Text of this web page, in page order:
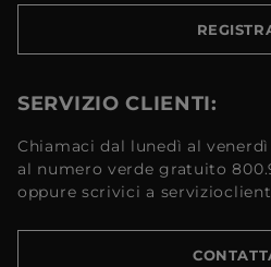
SERVIZIO CLIENTI:
Chiamaci dal lunedì al venerdì
al numero verde gratuito
oppure scrivici a